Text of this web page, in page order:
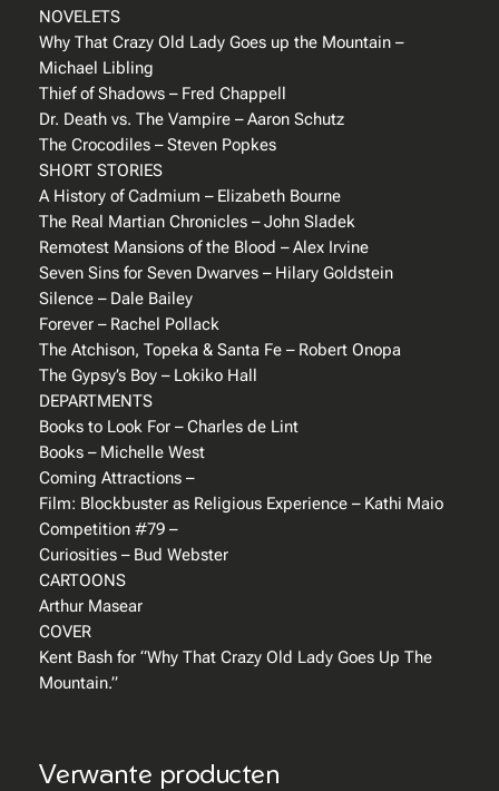
e
n
c
e
F
i
c
t
i
o
n
m
a
g
a
z
i
n
e
M
a
y
/
J
u
n
e
0
NOVELETS
Why That Crazy Old Lady Goes up the Mountain –
Michael Libling
Thief of Shadows – Fred Chappell
Dr. Death vs. The Vampire – Aaron Schutz
The Crocodiles – Steven Popkes
SHORT STORIES
A History of Cadmium – Elizabeth Bourne
The Real Martian Chronicles – John Sladek
Remotest Mansions of the Blood – Alex Irvine
Seven Sins for Seven Dwarves – Hilary Goldstein
Silence – Dale Bailey
Forever – Rachel Pollack
The Atchison, Topeka & Santa Fe – Robert Onopa
The Gypsy’s Boy – Lokiko Hall
DEPARTMENTS
Books to Look For – Charles de Lint
Books – Michelle West
Coming Attractions –
Film: Blockbuster as Religious Experience – Kathi Maio
Competition #79 –
Curiosities – Bud Webster
CARTOONS
Arthur Masear
COVER
Kent Bash for “Why That Crazy Old Lady Goes Up The
Mountain.”
Verwante producten